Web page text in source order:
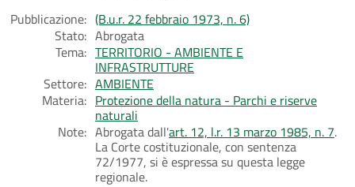
Pubblicazione: (B.u.r. 22 febbraio 1973, n. 6)
Stato: Abrogata
Tema: TERRITORIO - AMBIENTE E
INFRASTRUTTURE
Settore: AMBIENTE
Materia: Protezione della natura - Parchi e riserve
naturali
Note: Abrogata dall'art. 12, l.r. 13 marzo 1985, n. 7.
La Corte costituzionale, con sentenza
72/1977, si è espressa su questa legge
regionale.